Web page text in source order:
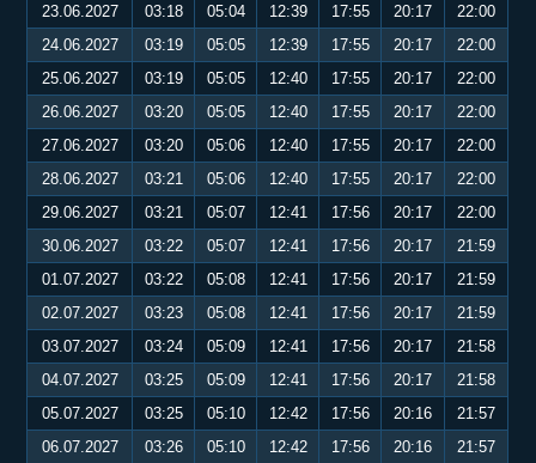
23.06.2027
03:18 05:04 12:39 17:55 20:17
22:00
24.06.2027
03:19 05:05 12:39 17:55 20:17
22:00
25.06.2027
03:19 05:05 12:40 17:55 20:17
22:00
26.06.2027
03:20 05:05 12:40 17:55 20:17
22:00
27.06.2027
03:20 05:06 12:40 17:55 20:17
22:00
28.06.2027
03:21 05:06 12:40 17:55 20:17
22:00
29.06.2027
03:21 05:07 12:41 17:56 20:17
22:00
30.06.2027
03:22 05:07 12:41 17:56 20:17
21:59
01.07.2027
03:22 05:08 12:41 17:56 20:17
21:59
02.07.2027
03:23 05:08 12:41 17:56 20:17
21:59
03.07.2027
03:24 05:09 12:41 17:56 20:17
21:58
04.07.2027
03:25 05:09 12:41 17:56 20:17
21:58
05.07.2027
03:25 05:10 12:42 17:56 20:16
21:57
06.07.2027
03:26 05:10 12:42 17:56 20:16
21:57